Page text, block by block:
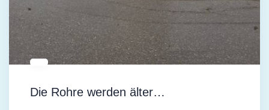
Die Rohre werden älter…